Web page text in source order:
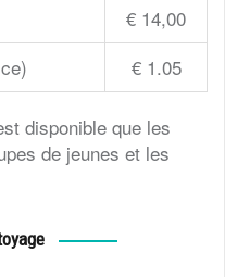
€ 14,00
€ 1.05
disponible que les
de jeunes et les